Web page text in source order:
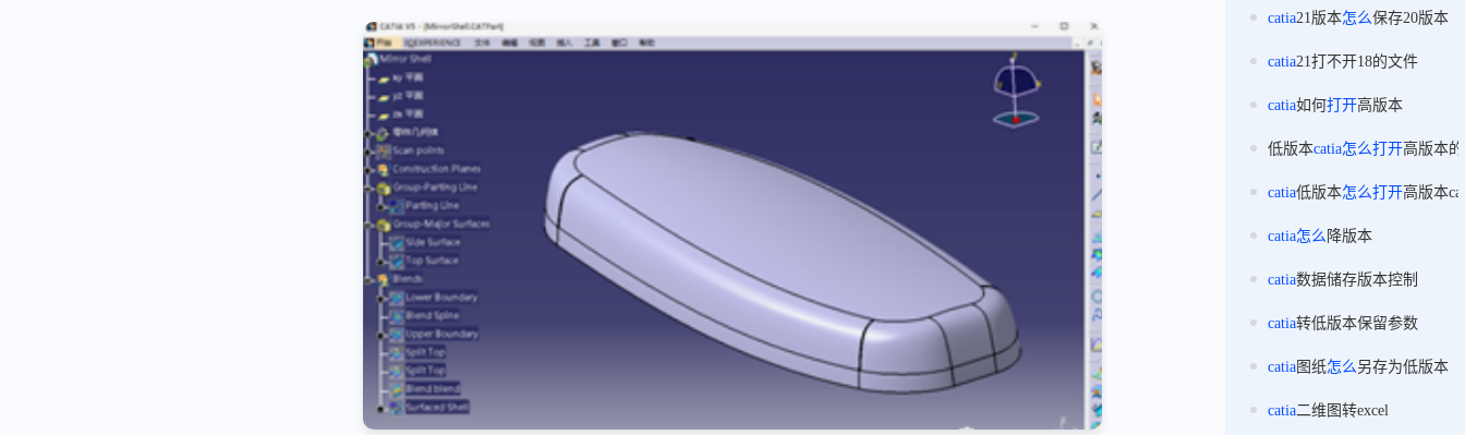
catia21版本怎么保存20版本
catia21打不开18的文件
catia如何打开高版本
低版本catia怎么打开高版本的
catia低版本怎么打开高版本
catia怎么 降版本
catia数据储存版本控制
catia转低版本保留参数
catia图纸怎么另存为低版本
catia二维图转excel